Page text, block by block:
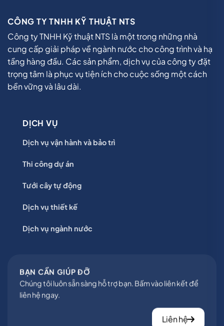
CÔNG TY TNHH KỸ THUẬT NTS
Công ty TNHH Kỹ thuật NTS là một trong những nhà
cung cấp giải pháp về ngành nước cho công trình và hạ
tầng hàng đầu. Các sản phẩm, dịch vụ của công ty đặt
trọng tâm là phục vụ tiện ích cho cuộc sống một cách
bền vững và lâu dài.
DỊCH VỤ
Dịch vụ vận hành và bảo trì
Thi công dự án
Tưới cây tự động
Dịch vụ thiết kế
Dịch vụ ngành nước
BẠN CẦN GIÚP ĐỠ
Chúng tôi luôn sẵn sàng hỗ trợ bạn. Bấm vào liên kết để
liên hệ ngay.
Liên hệ